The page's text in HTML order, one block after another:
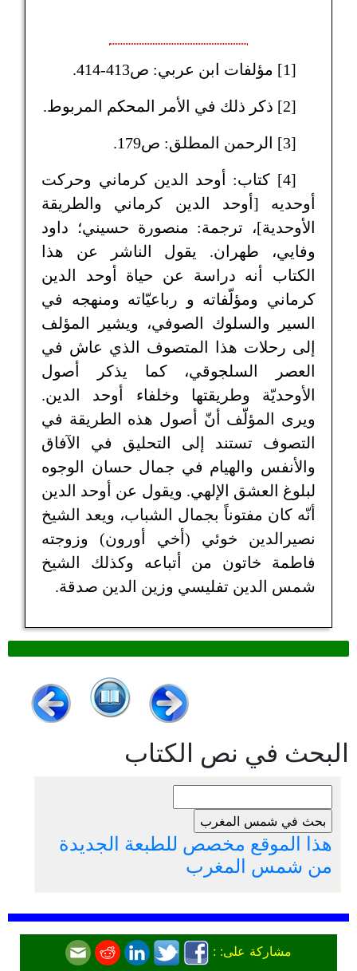
[1] مؤلفات ابن عربي: ص413-414.
[2] ذكر ذلك في الأمر المحكم المربوط.
[3] الرحمن المطلق: ص179.
[4] كتاب: أوحد الدين كرماني وحركت
أوحديه [أوحد الدين كرماني والطريقة
الأوحدية]، ترجمة: منصورة حسيني؛ داود
وفايي، طهران. يقول الناشر عن هذا
الكتاب أنه دراسة عن حياة أوحد الدين
كرماني ومؤلّفاته و رباعيّاته ومنهجه في
السير والسلوك الصوفي، ويشير المؤلف
إلى رحلات هذا المتصوف الذي عاش في
العصر السلجوقي، كما يذكر أصول
الأوحديّة وطريقتها وخلفاء أوحد الدين.
ويرى المؤلّف أنّ أصول هذه الطريقة في
التصوف تستند إلى التحليق في الآفاق
والأنفس والهيام في جمال حسان الوجوه
لبلوغ العشق الإلهي. ويقول عن أوحد الدين
أنّه كان مفتوناً بجمال الشباب، ويعد الشيخ
نصيرالدين خوئي (أخي أورون) وزوجته
فاطمة خاتون من أتباعه وكذلك الشيخ
شمس الدين تفليسي وزين الدين صدقة.
البحث في نص الكتاب
هذا الموقع مخصص للطبعة الجديدة
من شمس المغرب
مشاركة على: :